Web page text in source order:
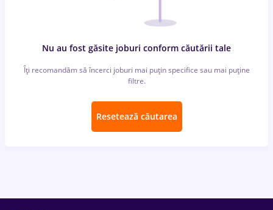
Nu au fost găsite joburi conform căutării tale
Îți recomandăm să încerci joburi mai puțin specifice sau mai puține
filtre.
Resetează căutarea